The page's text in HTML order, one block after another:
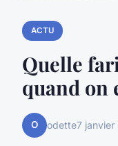
ACTU
Quelle
quand on
O odette7